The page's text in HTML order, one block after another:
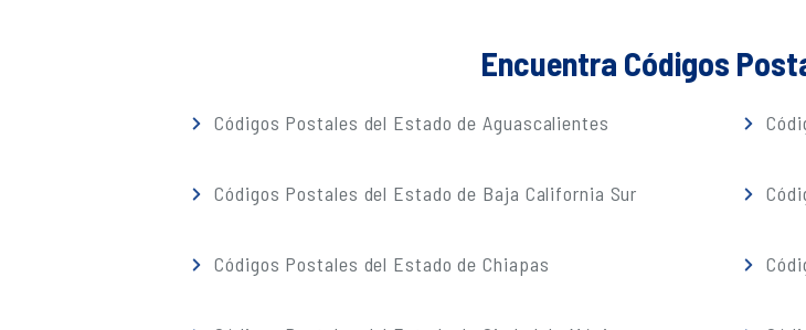
Encuentra Códigos
Códigos Postales del Estado de Aguascalientes
Códigos Postales del Estado de Baja California Sur
Códigos Postales del Estado de Chiapas